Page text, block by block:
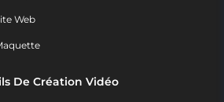
Web
De Création Vidéo